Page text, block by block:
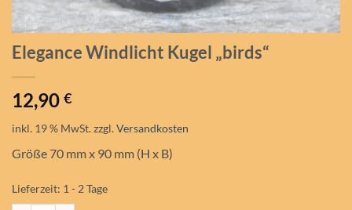
Elegance Windlicht Kugel „birds“
12,90 €
inkl. 19 % MwSt.zzgl.Versandkosten
Größe 70 mm x 90 mm (H x B)
Lieferzeit: 1 - 2 Tage